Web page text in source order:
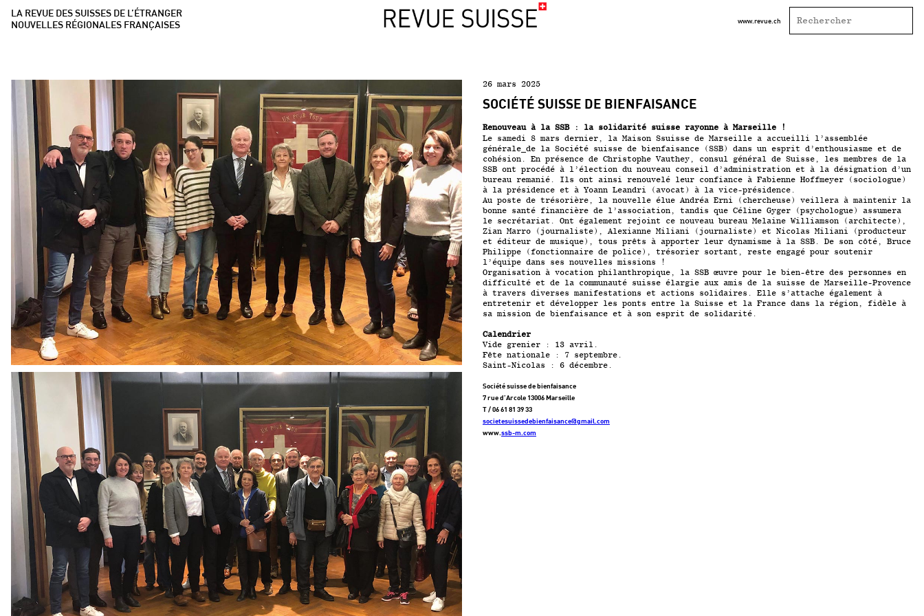
LA REVUE DES SUISSES DE L’ÉTRANGER
NOUVELLES RÉGIONALES FRANÇAISES
www.revue.ch
26 mars 2025
SOCIÉTÉ SUISSE DE BIENFAISANCE
Renouveau à la SSB : la solidarité suisse rayonne à Marseille !
Le samedi 8 mars dernier, la Maison Ssuisse de Marseille a accueilli l’assemblée
générale de la Société suisse de bienfaisance (SSB) dans un esprit d’enthousiasme et de
cohésion. En présence de Christophe Vauthey, consul général de Suisse, les membres de la
SSB ont procédé à l’élection du nouveau conseil d’administration et à la désignation d’un
bureau remanié. Ils ont ainsi renouvelé leur confiance à Fabienne Hoffmeyer (sociologue)
à la présidence et à Yoann Leandri (avocat) à la vice-présidence.
Au poste de trésorière, la nouvelle élue Andréa Erni (chercheuse) veillera à maintenir la
bonne santé financière de l’association, tandis que Céline Gyger (psychologue) assumera
le secrétariat. Ont également rejoint ce nouveau bureau Melaine Williamson (architecte),
Zian Marro (journaliste), Alexianne Miliani (journaliste) et Nicolas Miliani (producteur
et éditeur de musique), tous prêts à apporter leur dynamisme à la SSB. De son côté, Bruce
Philippe (fonctionnaire de police), trésorier sortant, reste engagé pour soutenir
l’équipe dans ses nouvelles missions !
Organisation à vocation philanthropique, la SSB œuvre pour le bien-être des personnes en
difficulté et de la communauté suisse élargie aux amis de la suisse de Marseille-Provence
à travers diverses manifestations et actions solidaires. Elle s’attache également à
entretenir et développer les ponts entre la Suisse et la France dans la région, fidèle à
sa mission de bienfaisance et à son esprit de solidarité.
Calendrier
Vide grenier : 13 avril.
Fête nationale : 7 septembre.
Saint-Nicolas : 6 décembre.
Société suisse de bienfaisance
7 rue d’Arcole 13006 Marseille
T / 06 61 81 39 33
societesuissedebienfaisance@gmail.com
www.ssb-m.com